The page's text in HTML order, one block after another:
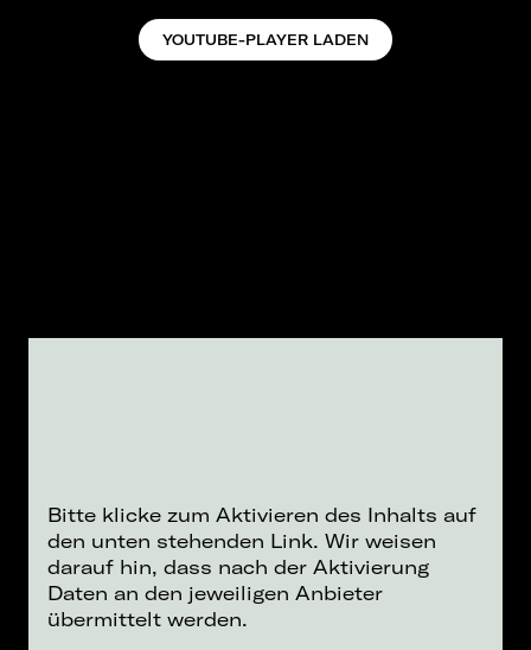
YOUTUBE-PLAYER LADEN
Bitte klicke zum Aktivieren des Inhalts auf
den unten stehenden Link. Wir weisen
darauf hin, dass nach der Aktivierung
Daten an den jeweiligen Anbieter
übermittelt werden.